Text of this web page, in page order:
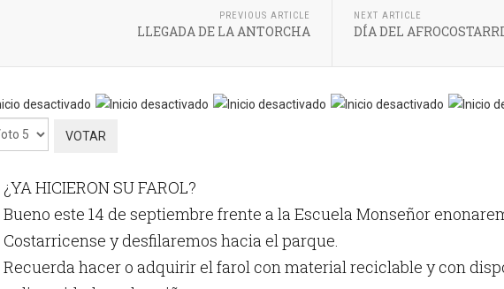
PREVIOUS ARTICLE
LLEGADA DE LA ANTORCHA
NEXT ARTICLE
DÍA DEL
¿YA HICIERON SU FAROL?
Bueno este 14 de septiembre frente a la Escuela Monseñor
Costarricense y desfilaremos hacia el parque.
Recuerda hacer o adquirir el farol con material reciclable y con